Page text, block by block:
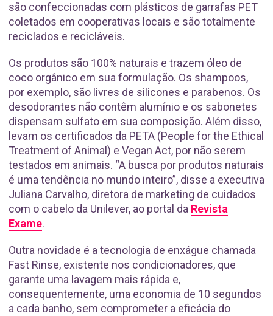
são confeccionadas com plásticos de garrafas PET
coletados em cooperativas locais e são totalmente
reciclados e recicláveis.
Os produtos são 100% naturais e trazem óleo de
coco orgânico em sua formulação. Os shampoos,
por exemplo, são livres de silicones e parabenos. Os
desodorantes não contêm alumínio e os sabonetes
dispensam sulfato em sua composição. Além disso,
levam os certificados da PETA (People for the Ethical
Treatment of Animal) e Vegan Act, por não serem
testados em animais. “A busca por produtos naturais
é uma tendência no mundo inteiro”, disse a executiva
Juliana Carvalho, diretora de marketing de cuidados
com o cabelo da Unilever, ao portal da Revista
Exame.
Outra novidade é a tecnologia de enxágue chamada
Fast Rinse, existente nos condicionadores, que
garante uma lavagem mais rápida e,
consequentemente, uma economia de 10 segundos
a cada banho, sem comprometer a eficácia do